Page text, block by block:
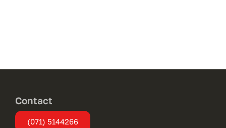
optie
worden
Contact
(071) 5144266